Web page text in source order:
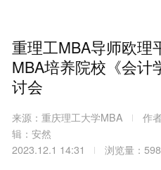
重理工MBA导师欧理
MBA培养院校《会计
讨会
来源：重庆理工大学MBA 作
辑：安然
2023.12.1 14:31
浏览量：598